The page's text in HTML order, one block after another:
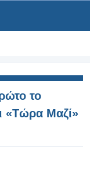
το
«Τώρα Μαζί»